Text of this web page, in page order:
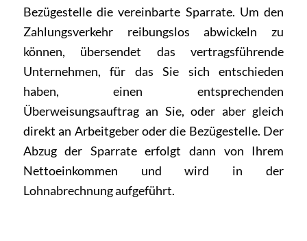
Bezügestelle die vereinbarte Sparrate. Um den
Zahlungsverkehr reibungslos abwickeln zu
können, übersendet das vertragsführende
Unternehmen, für das Sie sich entschieden
haben, einen entsprechenden
Überweisungsauftrag an Sie, oder aber gleich
direkt an Arbeitgeber oder die Bezügestelle. Der
Abzug der Sparrate erfolgt dann von Ihrem
Nettoeinkommen und wird in der
Lohnabrechnung aufgeführt.